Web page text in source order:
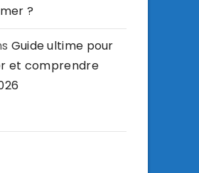
?
Guide ultime pour
et comprendre